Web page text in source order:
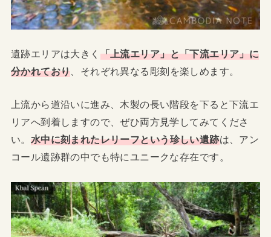
遺跡エリアは大きく 「上流エリア」と「下流エリア」に
分かれており 、それぞれ異なる彫刻を楽しめます。
上流から道沿いに進み、木製の長い階段を下ると下流エ
リアへ到着しますので、ぜひ両方見学してみてくださ
い。 水中に刻まれたレリーフという珍しい遺跡は、アン
コール遺跡群の中でも特にユニークな存在です。